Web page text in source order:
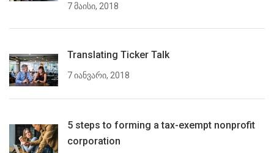
7 მაისი, 2018
Translating Ticker Talk
7 იანვარი, 2018
5 steps to forming a tax-exempt nonprofit
corporation